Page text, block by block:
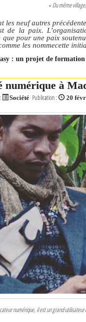
« Du même
les neuf autres
de la paix.
que pour une paix
les nommecette
: un projet de formation
numérique à
Société Publication : 20
numérique, il est un grand